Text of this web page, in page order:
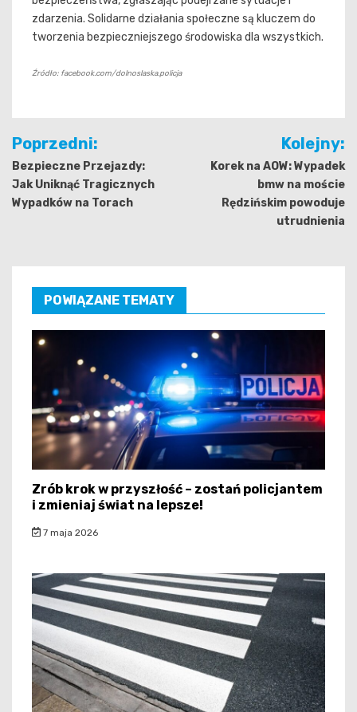
zdarzenia. Solidarne działania społeczne są kluczem do
tworzenia bezpieczniejszego środowiska dla wszystkich.
Źródło: facebook.com/dolnoslaska.policja
Nawigacja
wpisu
Poprzedni:
Bezpieczne Przejazdy:
Jak Uniknąć Tragicznych
Wypadków na Torach
Kolejny:
Korek na AOW: Wypadek
bmw na moście
Rędzińskim powoduje
utrudnienia
POWIĄZANE TEMATY
Zrób krok w przyszłość – zostań policjantem
i zmieniaj świat na lepsze!
7 maja 2026